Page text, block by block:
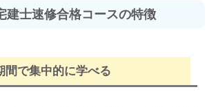
士速修合格コースの特徴
間で集中的に学べる